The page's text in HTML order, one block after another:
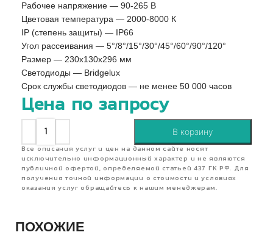
Рабочее напряжение — 90-265 В
Цветовая температура — 2000-8000 К
IP (степень защиты) — IP66
Угол рассеивания — 5°/8°/15°/30°/45°/60°/90°/120°
Pазмер — 230x130x296 мм
Светодиоды — Bridgelux
Срок службы светодиодов — не менее 50 000 часов
Цена по запросу
В корзину
Все описания услуг и цен на данном сайте носят
исключительно информационный характер и не являются
публичной офертой, определяемой статьей 437 ГК РФ. Для
получения точной информации о стоимости и условиях
оказания услуг обращайтесь к нашим менеджерам.
ПОХОЖИЕ